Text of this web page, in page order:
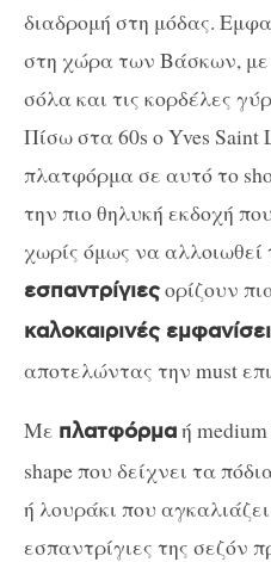
διαδρομή στη μόδας.
στη χώρα των Βάσκων, με
σόλα και τις κορδέλες
Πίσω στα 60s ο Yves Saint
πλατφόρμα σε αυτό το
την πιο θηλυκή εκδοχή
χωρίς όμως να αλλοιωθεί
εσπαντρίγιεςορίζουν
καλοκαιρινές
αποτελώντας την must
Με πλατφόρμαή
shape που δείχνει τα
ή λουράκι που
εσπαντρίγιες της σεζόν